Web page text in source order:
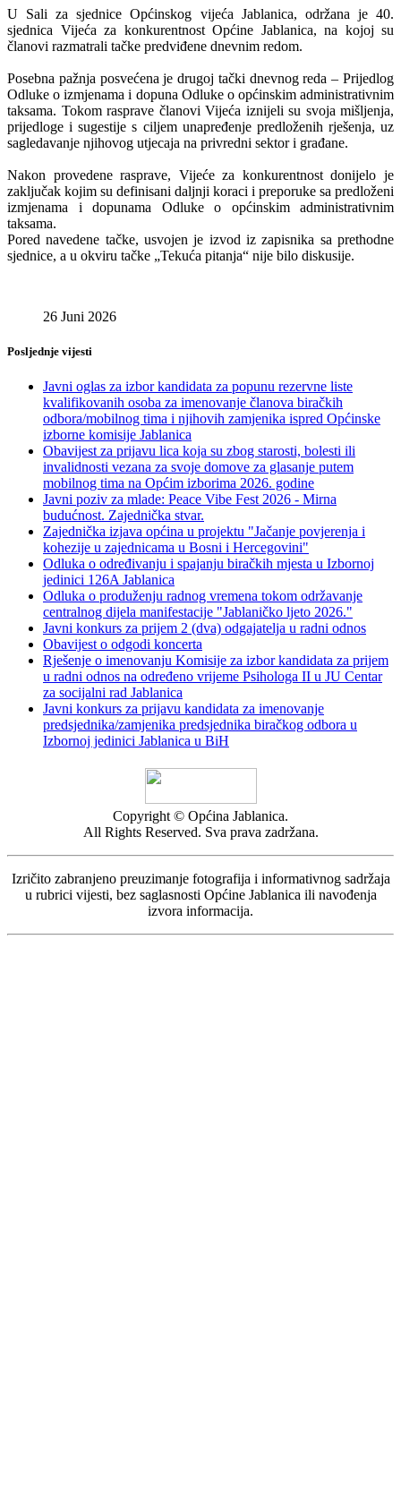
U Sali za sjednice Općinskog vijeća Jablanica, održana je 40.
sjednica Vijeća za konkurentnost Općine Jablanica, na kojoj su
članovi razmatrali tačke predviđene dnevnim redom.
Posebna pažnja posvećena je drugoj tački dnevnog reda – Prijedlog
Odluke o izmjenama i dopuna Odluke o općinskim administrativnim
taksama. Tokom rasprave članovi Vijeća iznijeli su svoja mišljenja,
prijedloge i sugestije s ciljem unapređenje predloženih rješenja, uz
sagledavanje njihovog utjecaja na privredni sektor i građane.
Nakon provedene rasprave, Vijeće za konkurentnost donijelo je
zaključak kojim su definisani daljnji koraci i preporuke sa predloženi
izmjenama i dopunama Odluke o općinskim administrativnim
taksama.
Pored navedene tačke, usvojen je izvod iz zapisnika sa prethodne
sjednice, a u okviru tačke „Tekuća pitanja“ nije bilo diskusije.
26 Juni 2026
Posljednje vijesti
Javni oglas za izbor kandidata za popunu rezervne liste
kvalifikovanih osoba za imenovanje članova biračkih
odbora/mobilnog tima i njihovih zamjenika ispred Općinske
izborne komisije Jablanica
Obavijest za prijavu lica koja su zbog starosti, bolesti ili
invalidnosti vezana za svoje domove za glasanje putem
mobilnog tima na Općim izborima 2026. godine
Javni poziv za mlade: Peace Vibe Fest 2026 - Mirna
budućnost. Zajednička stvar.
Zajednička izjava općina u projektu "Jačanje povjerenja i
kohezije u zajednicama u Bosni i Hercegovini"
Odluka o određivanju i spajanju biračkih mjesta u Izbornoj
jedinici 126A Jablanica
Odluka o produženju radnog vremena tokom održavanje
centralnog dijela manifestacije "Jablaničko ljeto 2026."
Javni konkurs za prijem 2 (dva) odgajatelja u radni odnos
Obavijest o odgodi koncerta
Rješenje o imenovanju Komisije za izbor kandidata za prijem
u radni odnos na određeno vrijeme Psihologa II u JU Centar
za socijalni rad Jablanica
Javni konkurs za prijavu kandidata za imenovanje
predsjednika/zamjenika predsjednika biračkog odbora u
Izbornoj jedinici Jablanica u BiH
Copyright © Općina Jablanica.
All Rights Reserved. Sva prava zadržana.
Izričito zabranjeno preuzimanje fotografija i informativnog sadržaja
u rubrici vijesti, bez saglasnosti Općine Jablanica ili navođenja
izvora informacija.